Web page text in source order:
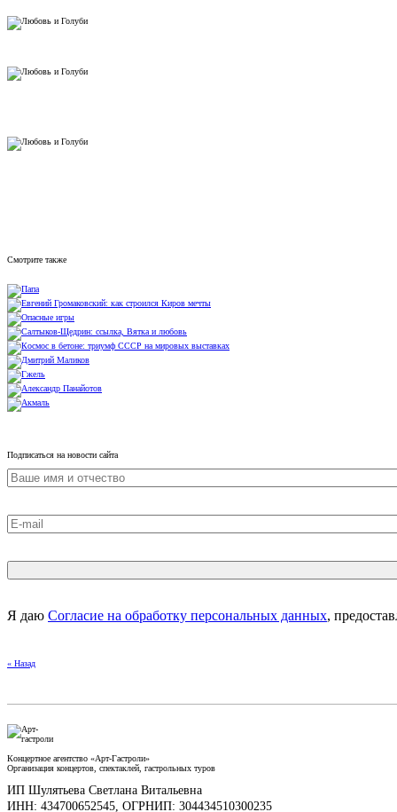
Смотрите также
Подписаться на новости сайта
Я даю Согласие на обработку персональных данных,
« Назад
Концертное агентство «Арт-Гастроли»
Организация концертов, спектаклей, гастрольных туров
ИП Шулятьева Светлана Витальевна
ИНН: 434700652545, ОГРНИП: 304434510300235